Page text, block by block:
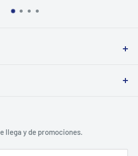
llega y de promociones.